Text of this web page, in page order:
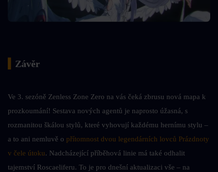
Závěr
Ve 3. sezóně Zenless Zone Zero na vás čeká zbrusu nová mapa k
prozkoumání! Sestava nových agentů je naprosto úžasná, s
rozmanitou škálou stylů, které vyhovují každému hernímu stylu –
a to ani nemluvě o přítomnost dvou legendárních lovců Prázdnoty
v čele útoku. Nadcházející příběhová linie má také odhalit
tajemství Roscaeliferu. To je pro dnešní aktualizaci vše – na